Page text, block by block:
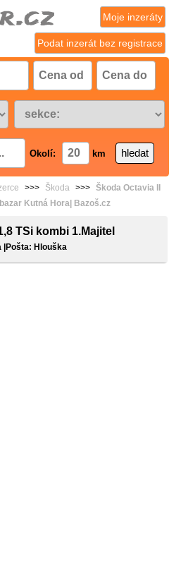
Podat inzerát bez registrace
Moje inzeráty
Okolí: km
>>> Škoda >>> Škoda Octavia II
Kutná Hora| Bazoš.cz
TSi kombi 1.Majitel
|Pošta: Hlouška